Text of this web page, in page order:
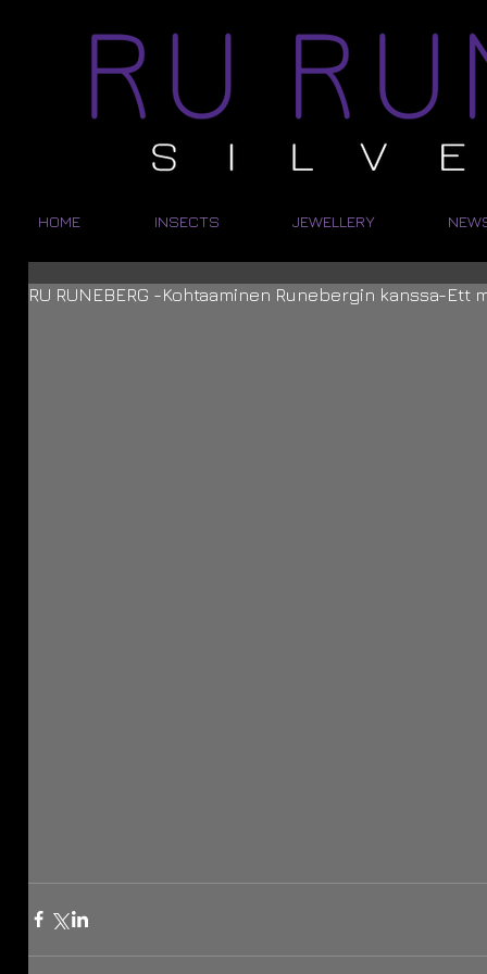
HOME INSECTS JEWELLERY
RU RUNEBERG -Kohtaaminen Runebergin kanssa-Ett